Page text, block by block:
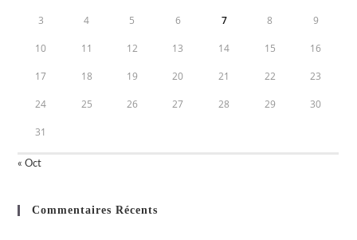
3 4 5 6 7 8 9
10 11 12 13 14 15 16
17 18 19 20 21 22 23
24 25 26 27 28 29 30
31
« Oct
Commentaires Récents